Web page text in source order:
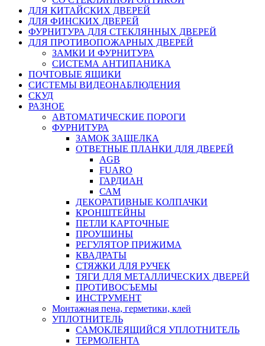
ДЛЯ КИТАЙСКИХ ДВЕРЕЙ
ДЛЯ ФИНСКИХ ДВЕРЕЙ
ФУРНИТУРА ДЛЯ СТЕКЛЯННЫХ ДВЕРЕЙ
ДЛЯ ПРОТИВОПОЖАРНЫХ ДВЕРЕЙ
ЗАМКИ И ФУРНИТУРА
СИСТЕМА АНТИПАНИКА
ПОЧТОВЫЕ ЯЩИКИ
СИСТЕМЫ ВИДЕОНАБЛЮДЕНИЯ
СКУД
РАЗНОЕ
АВТОМАТИЧЕСКИЕ ПОРОГИ
ФУРНИТУРА
ЗАМОК ЗАЩЕЛКА
ОТВЕТНЫЕ ПЛАНКИ ДЛЯ ДВЕРЕЙ
AGB
FUARO
ГАРДИАН
САМ
ДЕКОРАТИВНЫЕ КОЛПАЧКИ
КРОНШТЕЙНЫ
ПЕТЛИ КАРТОЧНЫЕ
ПРОУШИНЫ
РЕГУЛЯТОР ПРИЖИМА
КВАДРАТЫ
СТЯЖКИ ДЛЯ РУЧЕК
ТЯГИ ДЛЯ МЕТАЛЛИЧЕСКИХ ДВЕРЕЙ
ПРОТИВОСЪЕМЫ
ИНСТРУМЕНТ
Монтажная пена, герметики, клей
УПЛОТНИТЕЛЬ
САМОКЛЕЯЩИЙСЯ УПЛОТНИТЕЛЬ
ТЕРМОЛЕНТА